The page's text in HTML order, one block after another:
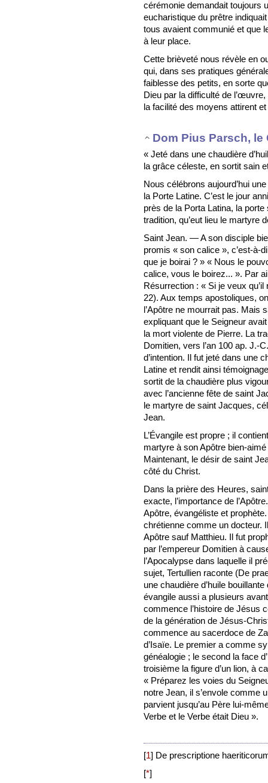
cérémonie demandait toujours
eucharistique du prêtre
tous avaient communié et que
à leur place.
Cette brièveté nous révèle en
qui, dans ses pratiques
faiblesse des petits, en sorte
Dieu par la difficulté de
la facilité des moyens attirent
Dom Pius Parsch, le
« Jeté dans une chaudière
la grâce céleste, en sortit sain
Nous célébrons aujourd’hui
la Porte Latine. C’est le jour
près de la Porta Latina, la porte
tradition, qu’eut lieu le martyre
Saint Jean. — A son disciple
promis « son calice », c’est-à-
que je boirai ? » « Nous le
calice, vous le boirez... ». Par
Résurrection : « Si je veux
22). Aux temps apostoliques,
l’Apôtre ne mourrait pas. Mais
expliquant que le Seigneur
la mort violente de Pierre. La
Domitien, vers l’an 100 ap. J.-
d’intention. Il fut jeté dans une
Latine et rendit ainsi
sortit de la chaudière plus
avec l’ancienne fête de saint
le martyre de saint Jacques,
Jean.
L’Évangile est propre ; il
martyre à son Apôtre bien-
Maintenant, le désir de saint
côté du Christ.
Dans la prière des Heures,
exacte, l’importance de
Apôtre, évangéliste et
chrétienne comme un docteur.
Apôtre sauf Matthieu. Il fut
par l’empereur Domitien à
l’Apocalypse dans laquelle il
sujet, Tertullien raconte (De
une chaudière d’huile
évangile aussi a plusieurs
commence l’histoire de Jésus
de la génération de Jésus-
commence au sacerdoce de
d’Isaïe. Le premier a comme
généalogie ; le second la face
troisième la figure d’un lion, à
« Préparez les voies du
notre Jean, il s’envole comme
parvient jusqu’au Père lui-
Verbe et le Verbe était Dieu ».
[1] De prescriptione
[*]